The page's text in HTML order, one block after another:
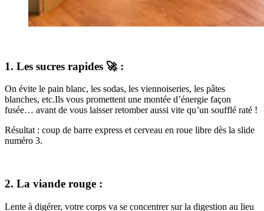
1. Les sucres rapides 🚀 :
On évite le pain blanc, les sodas, les viennoiseries, les pâtes
blanches, etc.Ils vous promettent une montée d’énergie façon
fusée… avant de vous laisser retomber aussi vite qu’un soufflé raté !
Résultat : coup de barre express et cerveau en roue libre dès la slide
numéro 3.
2. La viande rouge :
Lente à digérer, votre corps va se concentrer sur la digestion au lieu